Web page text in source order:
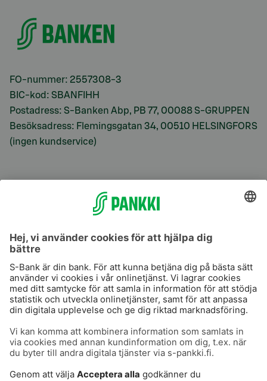
FO-nummer: 2557308-3
BIC-kod: SBANFIHH
Postadress: S-Banken Abp, PB 77, 00088 S-GRUPPEN
Besöksadress: Flemingsgatan 34, 00510 HELSINGFORS
(ingen kundservice)
S-Prime
Användarvillkor
Dataskydd